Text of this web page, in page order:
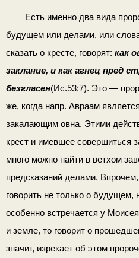
Есть именно два вида
буду­щем или делами, или
сказать о кресте, говорят: как
заклание, и как агнец пред
безгласен(Ис.53:7). Это —
же, когда напр. Авраам
закалающим овна. Этими
крест и имевшее совершиться
много можно найти в ветхом
предсказаний делами.
гово­рить не только о
осо­бенно встречается у
и земле, то говорит о
значит, изрекает об этом